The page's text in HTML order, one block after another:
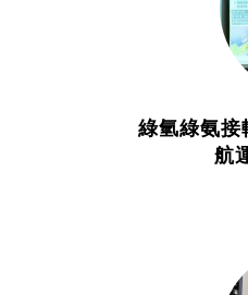
綠氫綠氨
航